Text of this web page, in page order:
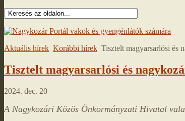
Aktuális hírek Korábbi hírek Tisztelt magyarsarlósi és
Tisztelt magyarsarlósi és
2024. dec. 20
A Nagykozári Közös Önkormányzati Hivatal